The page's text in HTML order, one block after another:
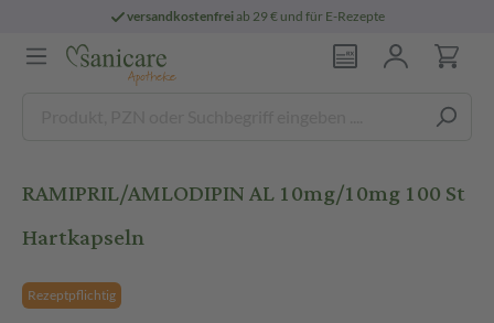
versandkostenfreiab 29 € und für E-Rezepte
RAMIPRIL/AMLODIPIN AL 10mg/10mg 100 St
Hartkapseln
Rezeptpflichtig